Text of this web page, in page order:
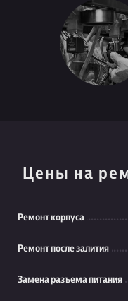
Цены на
Ремонт корпуса
Ремонт после залития
Замена разъема питания